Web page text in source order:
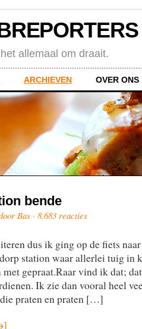
allemaal om draait.
ARCHIEVEN OVER ONS
bende
Bas · 8.683 reacties
dus ik ging op de fiets
station waar allerlei tuig in
gepraat.Raar vind ik dat;
Ik zie dan vooral heel
praten en praten […]